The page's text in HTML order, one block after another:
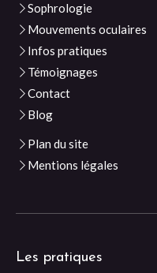
Sophrologie
Mouvements oculaires
Infos pratiques
Témoignages
Contact
Blog
Plan du site
Mentions légales
Les pratiques